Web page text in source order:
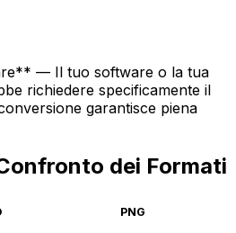
— Il tuo software o la tua
richiedere specificamente il
garantisce piena
dei Formati
PNG